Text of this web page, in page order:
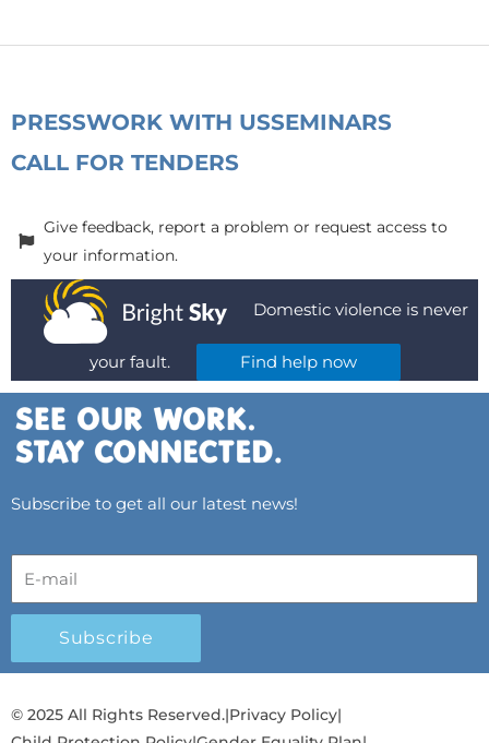
PRESSWORK WITH USSEMINARS
CALL FOR TENDERS
Give feedback, report a problem or request access to
your information.
Domestic violence is never
your fault. Find help now
Subscribe to get all our latest news!
Subscribe
© 2025 All Rights Reserved.|Privacy Policy|